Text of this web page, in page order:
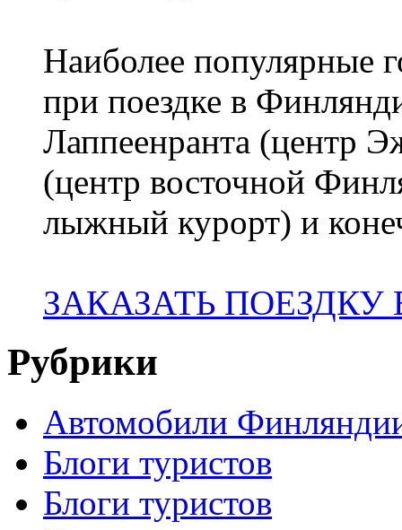
Наиболее популярные
при поездке в
Лаппеенранта (центр
(центр восточной
лыжный курорт) и
ЗАКАЗАТЬ
Рубрики
Автомобили
Блоги туристов
Блоги туристов